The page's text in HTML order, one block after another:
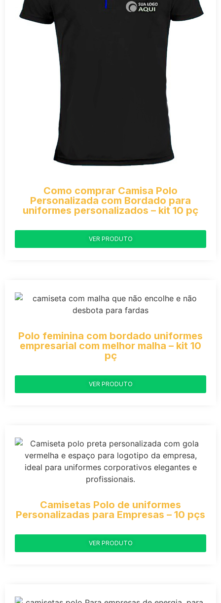
Como comprar Camisa Polo
Personalizada com Bordado para
uniformes personalizados – kit 10 pç
VER PRODUTO
Polo feminina com bordado uniformes
empresarial com melhor malha – kit 10
pç
VER PRODUTO
Camisetas Polo de uniformes
Personalizadas para Empresas – 10 pçs
VER PRODUTO